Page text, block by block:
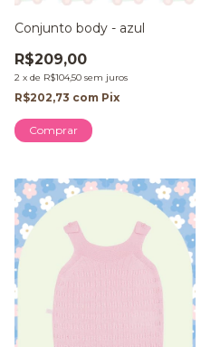
Conjunto body - azul
R$209,00
2 x de R$104,50 sem juros
R$202,73 com Pix
Comprar